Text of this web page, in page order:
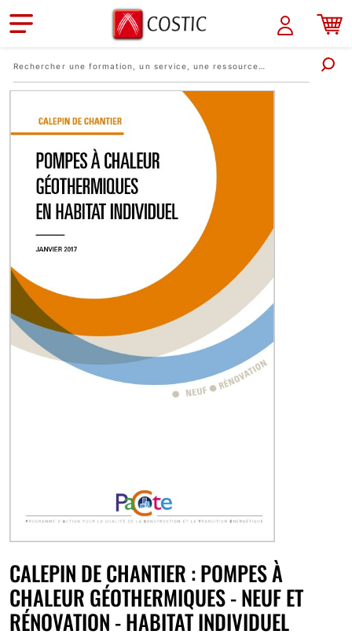
Aller au contenu principal
CALEPIN DE CHANTIER : POMPES À
CHALEUR GÉOTHERMIQUES - NEUF ET
RÉNOVATION - HABITAT INDIVIDUEL